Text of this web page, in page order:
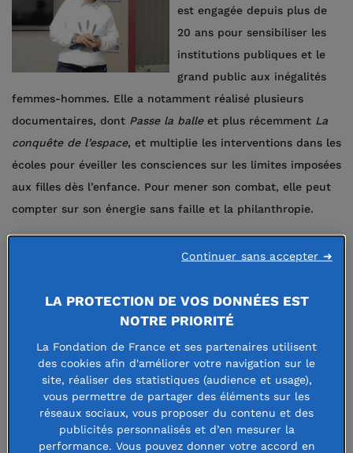
est engagée depuis plus de
20 ans pour sensibiliser les
institutions publiques et le
grand public aux inégalités
femmes-hommes. Elle a notamment réalisé plusieurs
documentaires, dont Passe la balleet plus récemment La
conquête de l’espace, et multiplie les interventions dans les
écoles pour éveiller les consciences sur les limites imposées
aux filles dès l’enfance. Pour mener son combat, elle peut
compter sur son énergie sans faille et la philanthropie.
sentiment que les consciences évoluent enfin et,
prénom de Nicolas pour participer à un match de foot ?
Je dirais à la fois oui, un peu, et en même temps, pas
vraiment, hélas. Il y a eu des avancées. J’ai pu présenter le
19 mars dernier mon nouveau documentaire
La conquête
LA PROTECTION DE VOS DONNÉES EST
NOTRE PRIORITÉ
La Fondation de France et ses partenaires utilisent
des cookies afin d'améliorer votre navigation sur le
site, réaliser des statistiques (audience et usage),
vous permettre de partager des éléments sur les
réseaux sociaux, vous proposer du contenu et des
publicités personnalisés et d’en mesurer la
performance. Vous pouvez donner votre accord en
Continuer sans accepter ➜